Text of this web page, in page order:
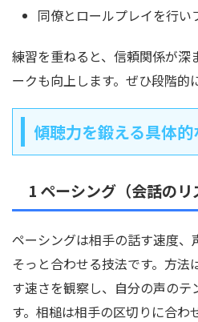
同僚とロールプレイを行い
練習を重ねると、信頼関係が深
ークも向上します。ぜひ段階的
傾聴力を鍛える具体
1 ペーシング（会話のリ
ペーシングは相手の話す速度、
そっと合わせる技法です。方法
す速さを観察し、自分の声のテ
す。相槌は相手の区切りに合わ